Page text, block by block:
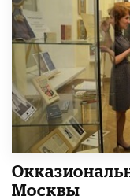
Москвы